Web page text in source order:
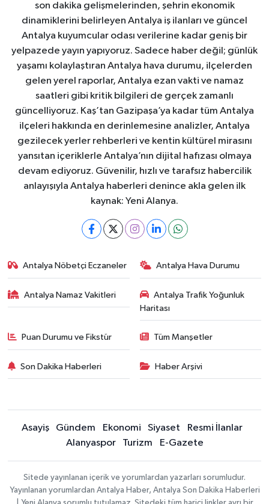
son dakika gelişmelerinden, şehrin ekonomik
dinamiklerini belirleyen Antalya iş ilanları ve güncel
Antalya kuyumcular odası verilerine kadar geniş bir
yelpazede yayın yapıyoruz. Sadece haber değil; günlük
yaşamı kolaylaştıran Antalya hava durumu, ilçelerden
gelen yerel raporlar, Antalya ezan vakti ve namaz
saatleri gibi kritik bilgileri de gerçek zamanlı
güncelliyoruz. Kaş’tan Gazipaşa’ya kadar tüm Antalya
ilçeleri hakkında en derinlemesine analizler, Antalya
gezilecek yerler rehberleri ve kentin kültürel mirasını
yansıtan içeriklerle Antalya’nın dijital hafızası olmaya
devam ediyoruz. Güvenilir, hızlı ve tarafsız habercilik
anlayışıyla Antalya haberleri denince akla gelen ilk
kaynak: Yeni Alanya.
Antalya Nöbetçi Eczaneler Antalya Hava Durumu
Antalya Namaz Vakitleri
Antalya Trafik Yoğunluk
Haritası
Puan Durumu ve Fikstür Tüm Manşetler
Son Dakika Haberleri Haber Arşivi
Asayiş Gündem Ekonomi Siyaset
Resmi İlanlar
Alanyaspor
Turizm E-Gazete
Sitede yayınlanan içerik ve yorumlardan yazarları sorumludur.
Yayınlanan yorumlardan Antalya Haber, Antalya Son Dakika Haberleri